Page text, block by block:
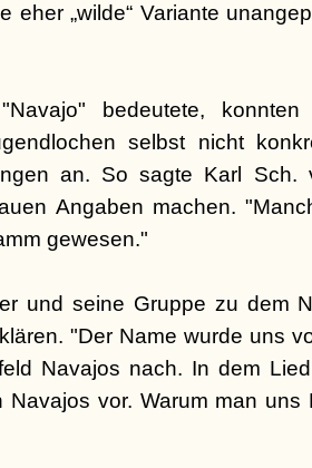
eher „wilde“ Variante
bedeutete, konnten
selbst nicht
an. So sagte Karl
Angaben machen.
gewesen."
und seine Gruppe zu dem
"Der Name wurde uns
Navajos nach. In dem
Navajos vor. Warum man